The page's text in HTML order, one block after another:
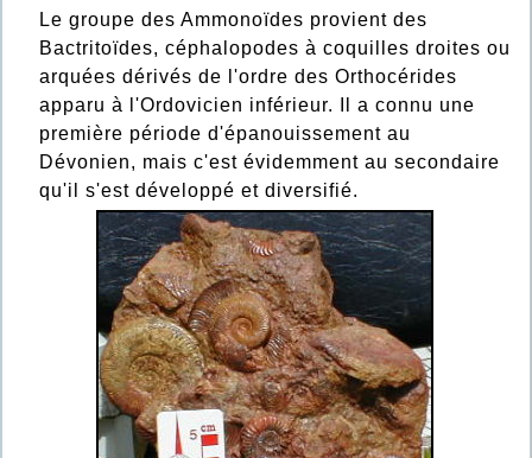
Le groupe des Ammonoïdes provient des
Bactritoïdes, céphalopodes à coquilles droites ou
arquées dérivés de l'ordre des Orthocérides
apparu à l'Ordovicien inférieur. Il a connu une
première période d'épanouissement au
Dévonien, mais c'est évidemment au secondaire
qu'il s'est développé et diversifié.